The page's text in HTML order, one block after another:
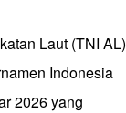
Laut (TNI AL)
Indonesia
2026 yang